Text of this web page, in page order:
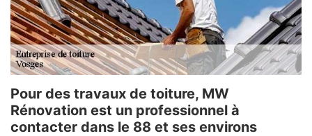
Pour des travaux de toiture, MW
Rénovation est un professionnel à
contacter dans le 88 et ses environs